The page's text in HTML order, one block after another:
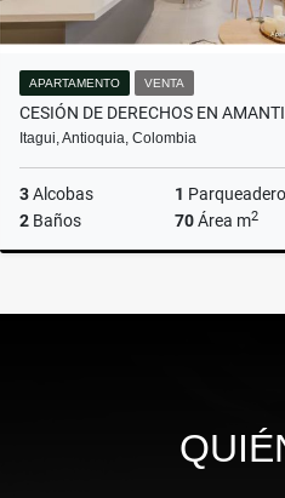
APARTAMENTO VENTA
Itagui, Antioquia, Colombia
3Alcobas 1
2 Baños 70Área m2
$440.000.000